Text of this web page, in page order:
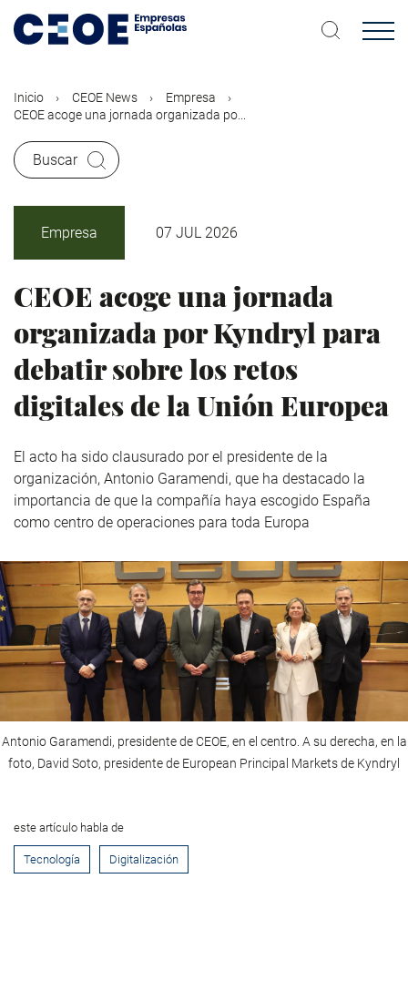
contenido
Inicio CEOE News
Empresa
CEOE acoge una jornada organizada po...
Buscar
Empresa 07 JUL 2026
CEOE acoge una jornada
organizada por Kyndryl para
debatir sobre los retos
digitales de la Unión Europea
El acto ha sido clausurado por el presidente de la
organización, Antonio Garamendi, que ha destacado la
importancia de que la compañía haya escogido España
como centro de operaciones para toda Europa
Antonio Garamendi, presidente de CEOE, en el centro. A su derecha, en la
foto, David Soto, presidente de European Principal Markets de Kyndryl
este artículo habla de
Tecnología Digitalización